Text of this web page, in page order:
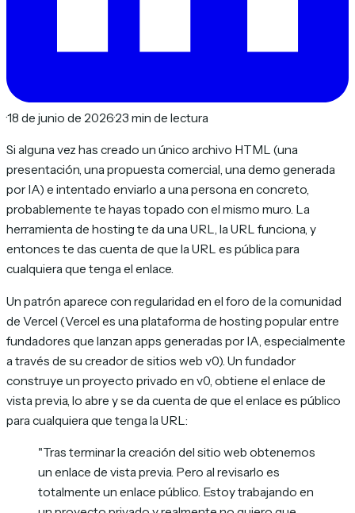
·18 de junio de 2026·23 min de lectura
Si alguna vez has creado un único archivo HTML (una
presentación, una propuesta comercial, una demo generada
por IA) e intentado enviarlo a una persona en concreto,
probablemente te hayas topado con el mismo muro. La
herramienta de hosting te da una URL, la URL funciona, y
entonces te das cuenta de que la URL es pública para
cualquiera que tenga el enlace.
Un patrón aparece con regularidad en el foro de la comunidad
de Vercel (Vercel es una plataforma de hosting popular entre
fundadores que lanzan apps generadas por IA, especialmente
a través de su creador de sitios web v0). Un fundador
construye un proyecto privado en v0, obtiene el enlace de
vista previa, lo abre y se da cuenta de que el enlace es público
para cualquiera que tenga la URL:
"Tras terminar la creación del sitio web obtenemos
un enlace de vista previa. Pero al revisarlo es
totalmente un enlace público. Estoy trabajando en